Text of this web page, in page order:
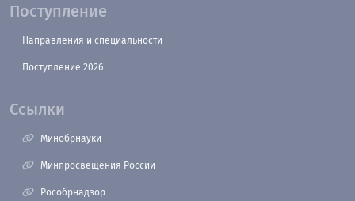
Поступление
Направления и специальности
Поступление 2026
Ссылки
Минобрнауки
Минпросвещения России
Рособрнадзор